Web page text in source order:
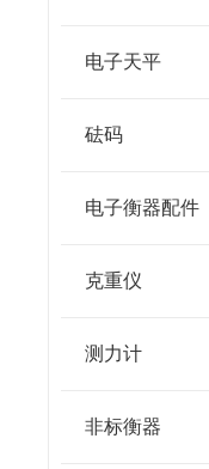
电子天平
砝码
电子衡器配件
克重仪
测力计
非标衡器